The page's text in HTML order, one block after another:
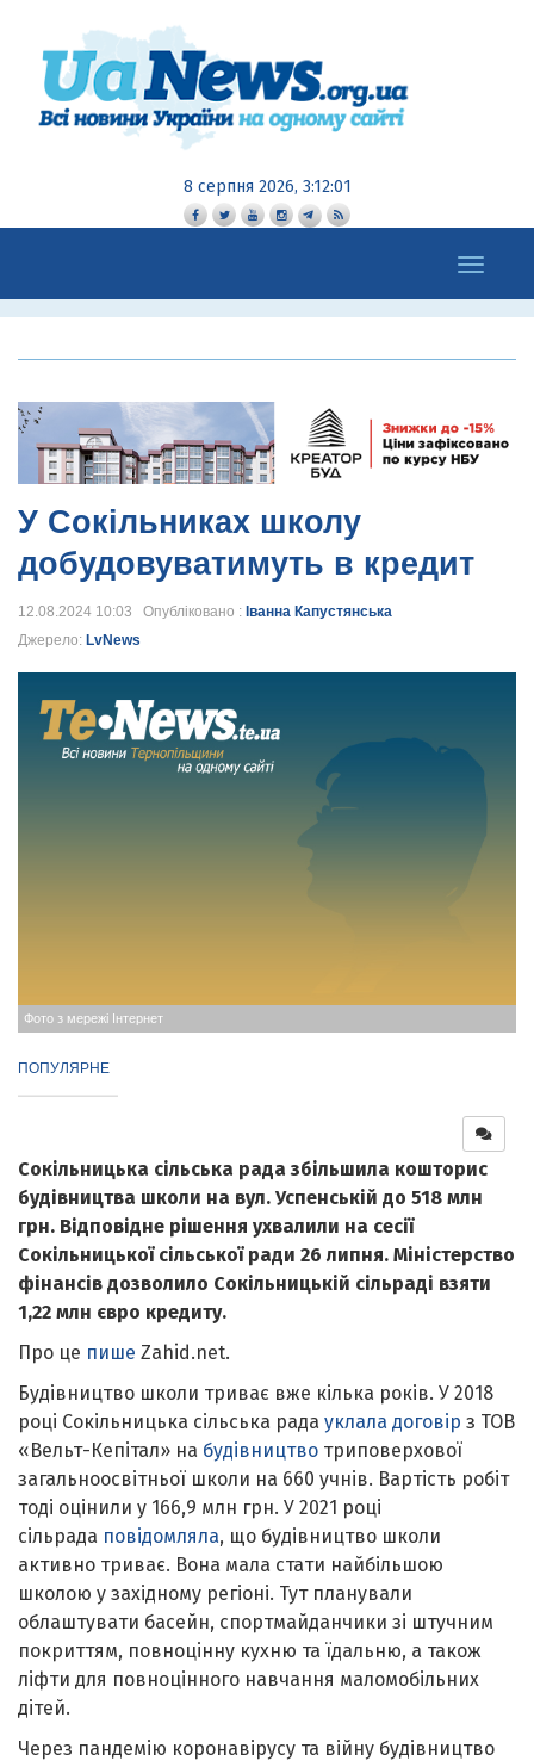
8 серпня 2026, 3:12:02
Toggle
navigation
У Сокільниках школу
добудовуватимуть в кредит
12.08.2024 10:03 Опубліковано : Іванна Капустянська
Джерело: LvNews
Фото з мережі Інтернет
ПОПУЛЯРНЕ
Сокільницька сільська рада збільшила кошторис
будівництва школи на вул. Успенській до 518 млн
грн. Відповідне рішення ухвалили на сесії
Сокільницької сільської ради 26 липня. Міністерство
фінансів дозволило Сокільницькій сільраді взяти
1,22 млн євро кредиту.
Про це пише Zahid.net.
Будівництво школи триває вже кілька років. У 2018
році Сокільницька сільська рада уклала договір з ТОВ
«Вельт-Кепітал» на будівництво триповерхової
загальноосвітньої школи на 660 учнів. Вартість робіт
тоді оцінили у 166,9 млн грн. У 2021 році
сільрада повідомляла, що будівництво школи
активно триває. Вона мала стати найбільшою
школою у західному регіоні. Тут планували
облаштувати басейн, спортмайданчики зі штучним
покриттям, повноцінну кухню та їдальню, а також
ліфти для повноцінного навчання маломобільних
дітей.
Через пандемію коронавірусу та війну будівництво